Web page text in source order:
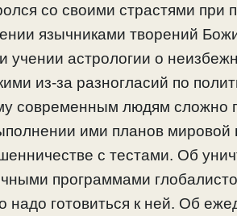
со своими страстями при
язычниками творений
учении астрологии о
из-за разногласий по
современным людям сложно
ими планов мировой
с тестами. Об
программами
надо готовиться к ней. Об